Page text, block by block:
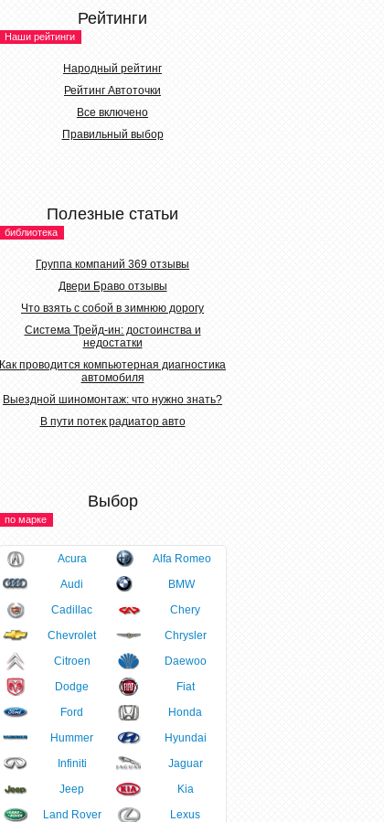
Рейтинги
Наши рейтинги
Народный рейтинг
Рейтинг Автоточки
Все включено
Правильный выбор
Полезные статьи
библиотека
Группа компаний 369 отзывы
Двери Браво отзывы
Что взять с собой в зимнюю дорогу
Система Трейд-ин: достоинства и
недостатки
Как проводится компьютерная диагностика
автомобиля
Выездной шиномонтаж: что нужно знать?
В пути потек радиатор авто
Выбор
по марке
Acura
Alfa Romeo
Audi
BMW
Cadillac
Chery
Chevrolet
Chrysler
Citroen
Daewoo
Dodge
Fiat
Ford
Honda
Hummer
Hyundai
Infiniti
Jaguar
Jeep
Kia
Land Rover
Lexus